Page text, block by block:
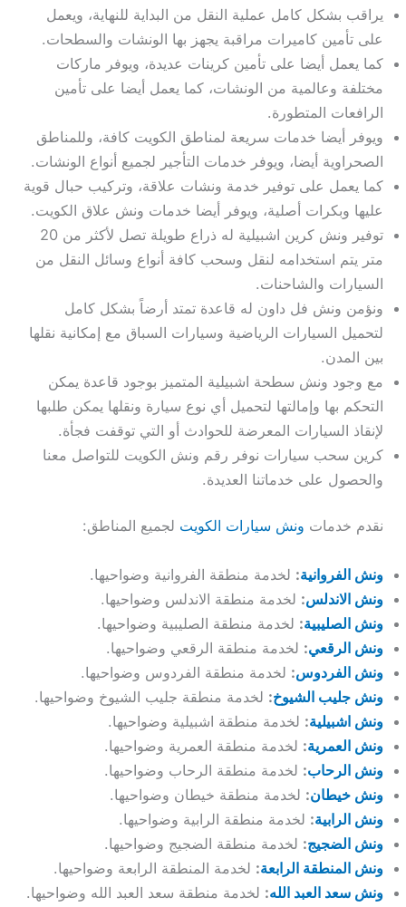
يراقب بشكل كامل عملية النقل من البداية للنهاية، ويعمل
على تأمين كاميرات مراقبة يجهز بها الونشات والسطحات.
كما يعمل أيضا على تأمين كرينات عديدة، ويوفر ماركات
مختلفة وعالمية من الونشات، كما يعمل أيضا على تأمين
الرافعات المتطورة.
ويوفر أيضا خدمات سريعة لمناطق الكويت كافة، وللمناطق
الصحراوية أيضا، ويوفر خدمات التأجير لجميع أنواع الونشات.
كما يعمل على توفير خدمة ونشات علاقة، وتركيب حبال قوية
عليها وبكرات أصلية، ويوفر أيضا خدمات ونش علاق الكويت.
توفير ونش كرين اشبيلية له ذراع طويلة تصل لأكثر من 20
متر يتم استخدامه لنقل وسحب كافة أنواع وسائل النقل من
السيارات والشاحنات.
ونؤمن ونش فل داون له قاعدة تمتد أرضاً بشكل كامل
لتحميل السيارات الرياضية وسيارات السباق مع إمكانية نقلها
بين المدن.
مع وجود ونش سطحة اشبيلية المتميز بوجود قاعدة يمكن
التحكم بها وإمالتها لتحميل أي نوع سيارة ونقلها يمكن طلبها
لإنقاذ السيارات المعرضة للحوادث أو التي توقفت فجأة.
كرين سحب سيارات نوفر رقم ونش الكويت للتواصل معنا
والحصول على خدماتنا العديدة.
نقدم خدمات ونش سيارات الكويت لجميع المناطق:
ونش الفروانية: لخدمة منطقة الفروانية وضواحيها.
ونش الاندلس: لخدمة منطقة الاندلس وضواحيها.
ونش الصليبية: لخدمة منطقة الصليبية وضواحيها.
ونش الرقعي: لخدمة منطقة الرقعي وضواحيها.
ونش الفردوس: لخدمة منطقة الفردوس وضواحيها.
ونش جليب الشيوخ: لخدمة منطقة جليب الشيوخ وضواحيها.
ونش اشبيلية: لخدمة منطقة اشبيلية وضواحيها.
ونش العمرية: لخدمة منطقة العمرية وضواحيها.
ونش الرحاب: لخدمة منطقة الرحاب وضواحيها.
ونش خيطان: لخدمة منطقة خيطان وضواحيها.
ونش الرابية: لخدمة منطقة الرابية وضواحيها.
ونش الضجيج: لخدمة منطقة الضجيج وضواحيها.
ونش المنطقة الرابعة: لخدمة المنطقة الرابعة وضواحيها.
ونش سعد العبد الله: لخدمة منطقة سعد العبد الله وضواحيها.